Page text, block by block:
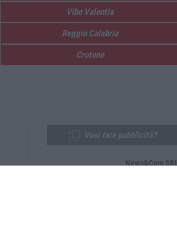
Vibo Valentia
Reggio Calabria
Crotone
News&Com SRL